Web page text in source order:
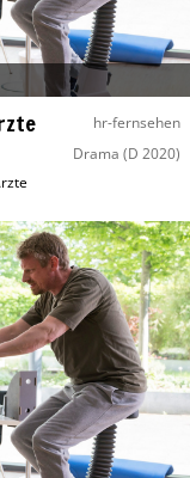
hr-fernsehen
Drama (D 2020)